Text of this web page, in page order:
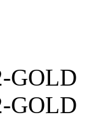
GOLD
GOLD